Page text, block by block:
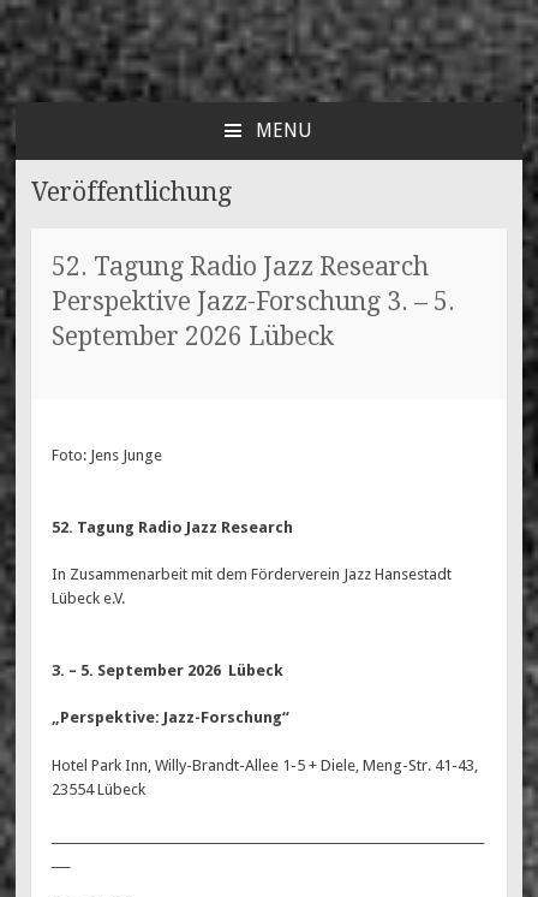
Radio Jazz Research e.V.
MENU
CONTENT
Veröffentlichung
52. Tagung Radio Jazz Research
Perspektive Jazz-Forschung 3. – 5.
September 2026 Lübeck
Foto: Jens Junge
52. Tagung Radio Jazz Research
In Zusammenarbeit mit dem Förderverein Jazz Hansestadt
Lübeck e.V.
3. – 5. September 2026 Lübeck
„Perspektive: Jazz-Forschung“
Hotel Park Inn, Willy-Brandt-Allee 1-5 + Diele, Meng-Str. 41-43,
23554 Lübeck